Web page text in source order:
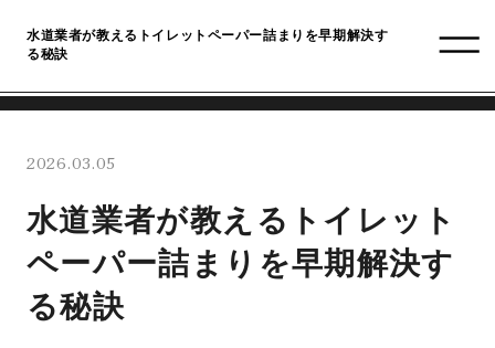
水道業者が教えるトイレットペーパー詰まりを早期解決す
る秘訣
2026.03.05
水道業者が教えるトイレット
ペーパー詰まりを早期解決す
る秘訣